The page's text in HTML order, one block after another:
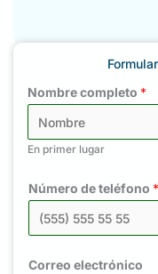
Nombre completo *
En primer lugar
Número de teléfono *
Correo electrónico